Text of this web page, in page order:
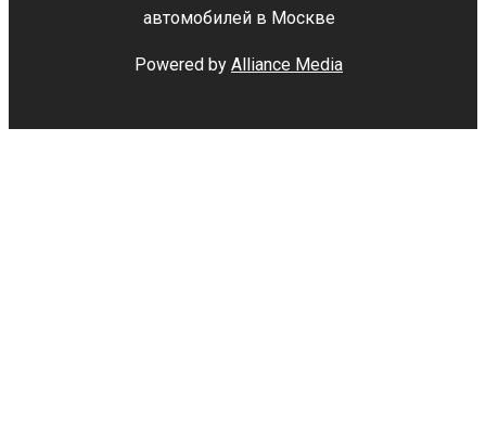
автомобилей в Москве
Powered by Alliance Media